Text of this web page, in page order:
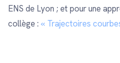
ENS de Lyon ; et pour une
collège : « Trajectoires